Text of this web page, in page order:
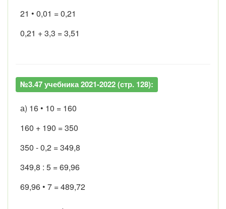
21 • 0,01 = 0,21
0,21 + 3,3 = 3,51
№3.47 учебника 2021-2022 (стр. 128):
а) 16 • 10 = 160
160 + 190 = 350
350 - 0,2 = 349,8
349,8 : 5 = 69,96
69,96 • 7 = 489,72